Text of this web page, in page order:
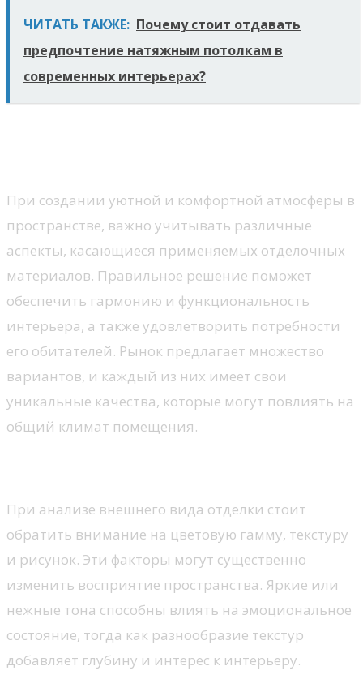
ЧИТАТЬ ТАКЖЕ: Почему стоит отдавать
предпочтение натяжным потолкам в
современных интерьерах?
При создании уютной и комфортной атмосферы в
пространстве, важно учитывать различные
аспекты, касающиеся применяемых отделочных
материалов. Правильное решение поможет
обеспечить гармонию и функциональность
интерьера, а также удовлетворить потребности
его обитателей. Рынок предлагает множество
вариантов, и каждый из них имеет свои
уникальные качества, которые могут повлиять на
общий климат помещения.
При анализе внешнего вида отделки стоит
обратить внимание на цветовую гамму, текстуру
и рисунок. Эти факторы могут существенно
изменить восприятие пространства. Яркие или
нежные тона способны влиять на эмоциональное
состояние, тогда как разнообразие текстур
добавляет глубину и интерес к интерьеру.